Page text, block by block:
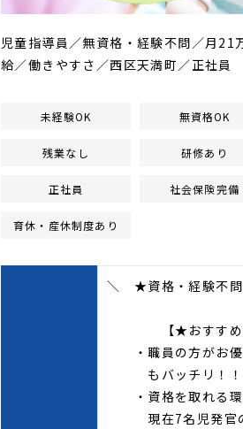
児童指導員／無資格・経験不問／月
給／働きやすさ／西区天満町／正社員
未経験OK 無資格OK
残業なし 研修あり
正社員 社会保険完備
育休・産休制度あり
＼ ★資格・経験不
【★おすすめポ
・職員の方がお優
もバッチリ！！
・資格を取れる環
現在7名児発官の